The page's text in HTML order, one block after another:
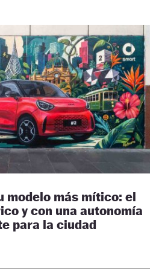
modelo más mítico: el
y con una autonomía
para la ciudad